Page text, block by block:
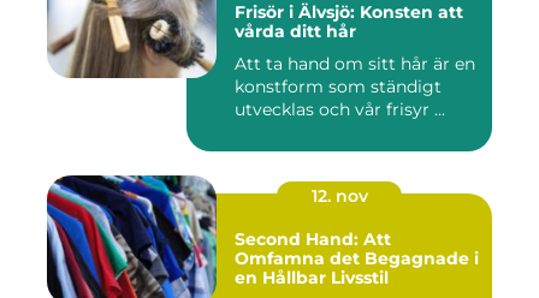
Frisör i Älvsjö: Konsten att
vårda ditt hår
Att ta hand om sitt hår är en
konstform som ständigt
utvecklas och vår frisyr ...
12. nov
Second Hand: Att
Omfamna det Begagnade i
en Hållbar Livsstil